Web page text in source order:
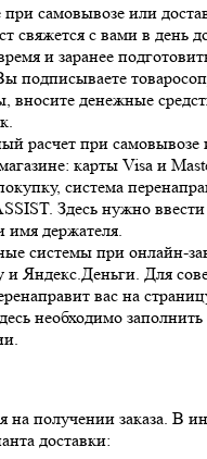
самовывозе или
свяжется с вами в день
и заранее
подписываете
вносите денежные
расчет при
карты Visa и
система
Здесь нужно
имя держателя.
системы при онлайн-
и Яндекс.Деньги. Для
вас на
необходимо
на получении заказа. В
доставки: